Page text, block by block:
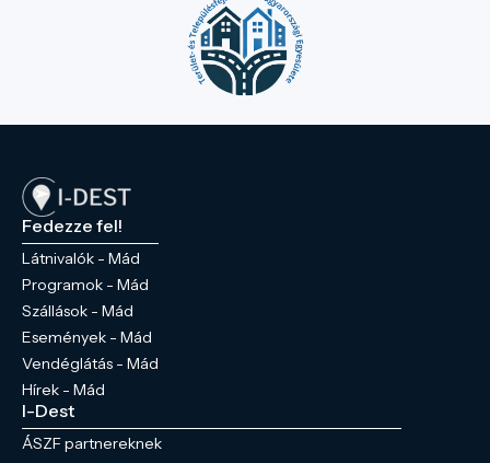
Fedezze fel!
Látnivalók - Mád
Programok - Mád
Szállások - Mád
Események - Mád
Vendéglátás - Mád
Hírek - Mád
I-Dest
ÁSZF partnereknek